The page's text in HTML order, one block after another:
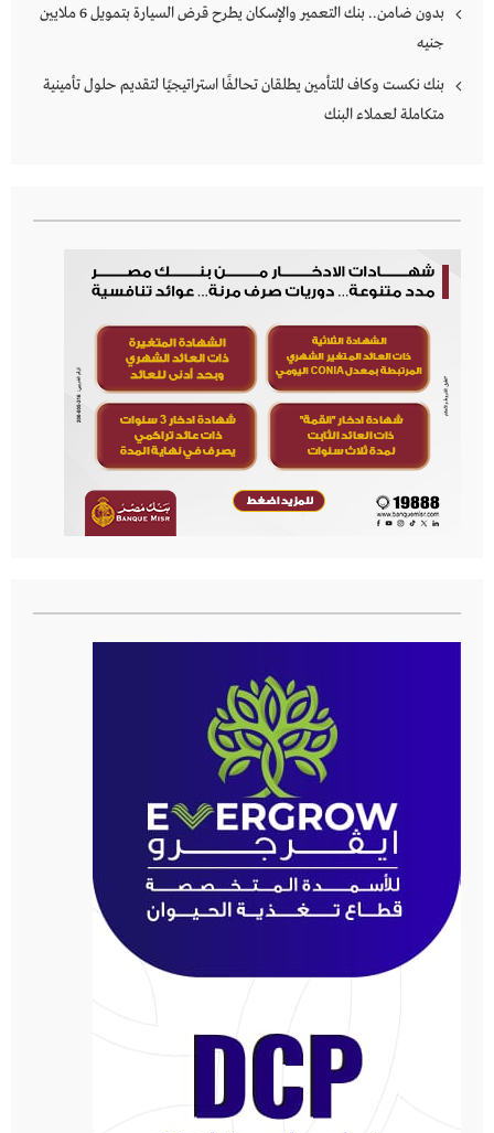
بدون ضامن.. بنك التعمير والإسكان يطرح قرض السيارة بتمويل 6 ملايين
جنيه
بنك نكست وكاف للتأمين يطلقان تحالفًا استراتيجيًا لتقديم حلول تأمينية
متكاملة لعملاء البنك